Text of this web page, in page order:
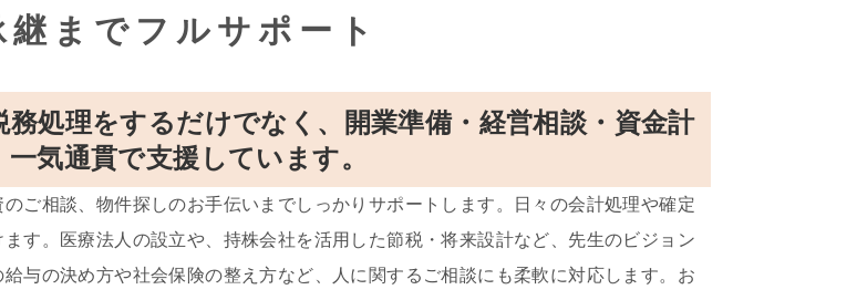
までフルサポート
処理をするだけでなく、開業準備・経営相談・資金計
気通貫で支援しています。
ご相談、物件探しのお手伝いまでしっかりサポートします。日々の会計処理や確定
す。医療法人の設立や、持株会社を活用した節税・将来設計など、先生のビジョン
与の決め方や社会保険の整え方など、人に関するご相談にも柔軟に対応します。お